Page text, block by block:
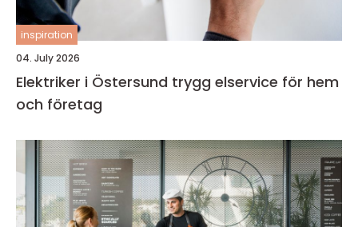
inspiration
04. July 2026
Elektriker i Östersund trygg elservice för hem
och företag